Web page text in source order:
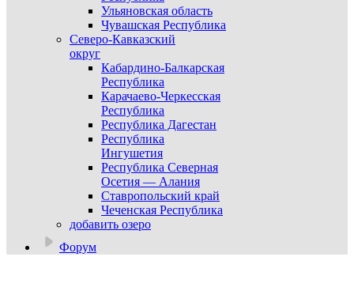
Ульяновская область
Чувашская Республика
Северо-Кавказский
округ
Кабардино-Балкарская
Республика
Карачаево-Черкесская
Республика
Республика Дагестан
Республика
Ингушетия
Республика Северная
Осетия — Алания
Ставропольский край
Чеченская Республика
добавить озеро
Форум